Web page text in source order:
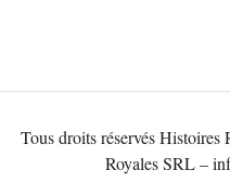
Tous droits réservés
Royales SRL –